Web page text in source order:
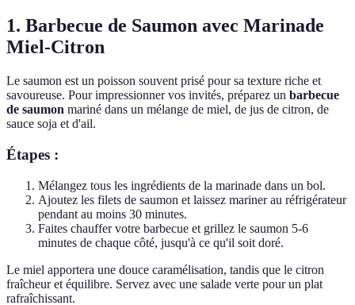
1. Barbecue de Saumon avec Marinade
Miel-Citron
Le saumon est un poisson souvent prisé pour sa texture riche et
savoureuse. Pour impressionner vos invités, préparez un barbecue
de saumon mariné dans un mélange de miel, de jus de citron, de
sauce soja et d'ail.
Étapes :
Mélangez tous les ingrédients de la marinade dans un bol.
Ajoutez les filets de saumon et laissez mariner au réfrigérateur
pendant au moins 30 minutes.
Faites chauffer votre barbecue et grillez le saumon 5-6
minutes de chaque côté, jusqu'à ce qu'il soit doré.
Le miel apportera une douce caramélisation, tandis que le citron
fraîcheur et équilibre. Servez avec une salade verte pour un plat
rafraîchissant.